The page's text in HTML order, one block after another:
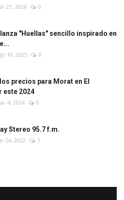
21, 2026 0
"Huellas" sencillo inspirado en
10, 2025 0
precios para Morat en El
este 2024
4, 2024 0
Stereo 95.7 f.m.
24, 2022 1